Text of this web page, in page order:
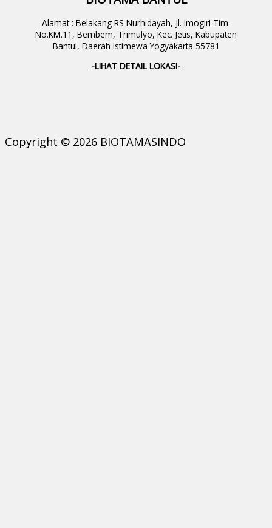
Alamat : Belakang RS Nurhidayah, Jl. Imogiri Tim.
No.KM.11, Bembem, Trimulyo, Kec. Jetis, Kabupaten
Bantul, Daerah Istimewa Yogyakarta 55781
-LIHAT DETAIL LOKASI-
Copyright © 2026 BIOTAMASINDO